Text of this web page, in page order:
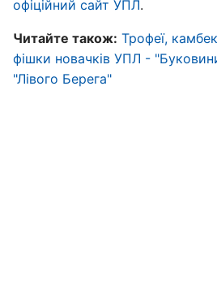
офіційний сайт УПЛ.
Читайте також: Трофеї,
фішки новачків УПЛ -
"Лівого Берега"